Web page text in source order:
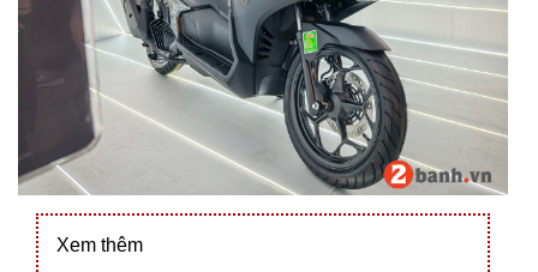
Xem thêm